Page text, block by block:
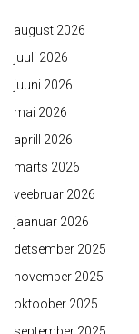
august 2026
juuli 2026
juuni 2026
mai 2026
aprill 2026
märts 2026
veebruar 2026
jaanuar 2026
detsember 2025
november 2025
oktoober 2025